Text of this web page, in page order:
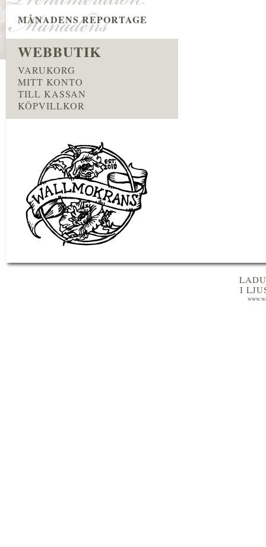
MÅNADENS REPORTAGE
WEBBUTIK
VARUKORG
MITT KONTO
TILL KASSAN
KÖPVILLKOR
I